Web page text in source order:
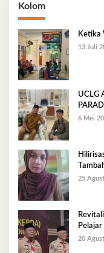
Kolom
Ketika
13 Juli
UCLG
6 Mei
25
20